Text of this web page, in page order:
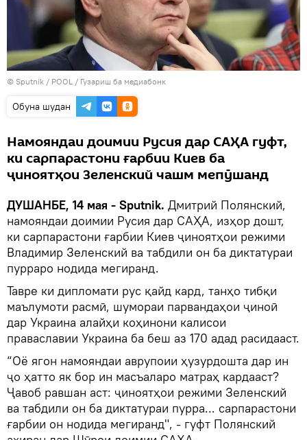
© Sputnik / POOL / Гузариш ба медиабонк
Обуна шудан
Намояндаи доимии Русия дар САҲА гуфт,
ки сарпарастони ғарбии Киев ба
ҷиноятҳои Зеленский чашм мепӯшанд
ДУШАНБЕ, 14 мая - Sputnik. Дмитрий Полянский,
намояндаи доимии Русия дар САҲА, изҳор дошт,
ки сарпарастони ғарбии Киев ҷиноятҳои режими
Владимир Зеленский ва табдили он ба диктатураи
пурраро нодида мегиранд.
Тавре ки дипломати рус қайд кард, танҳо тибқи
маълумоти расмӣ, шумораи парвандаҳои ҷиноӣ
дар Украина алайҳи коҳинони калисои
праваславии Украина ба беш аз 170 адад расидааст.
“Оё ягон намояндаи аврупоии ҳузурдошта дар ин
ҷо ҳатто як бор ин масъаларо матраҳ кардааст?
Ҷавоб равшан аст: ҷиноятҳои режими Зеленский
ва табдили он ба диктатураи пурра... сарпарастони
ғарбии он нодида мегиранд", - гуфт Полянский